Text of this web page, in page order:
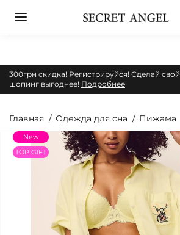
300грн скидка! Регистрируйся! Сделай свой
шопинг выгоднее! Подробнее
Главная Одежда для сна Пижама
New
TOP GIFT